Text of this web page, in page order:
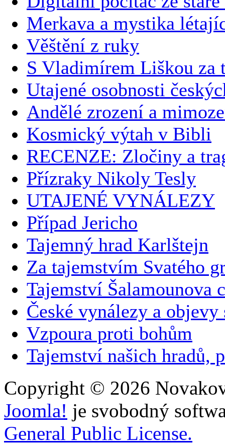
Merkava a mystika
Věštění z ruky
S Vladimírem Liškou za
Utajené osobnosti
Andělé zrození a
Kosmický výtah v Bibli
RECENZE: Zločiny a
Přízraky Nikoly Tesly
UTAJENÉ VYNÁLEZY
Případ Jericho
Tajemný hrad Karlštejn
Za tajemstvím Svatého
Tajemství Šalamounova
České vynálezy a
Vzpoura proti bohům
Tajemství našich hradů,
Copyright © 2026
Joomla! je svobodný
General Public License.